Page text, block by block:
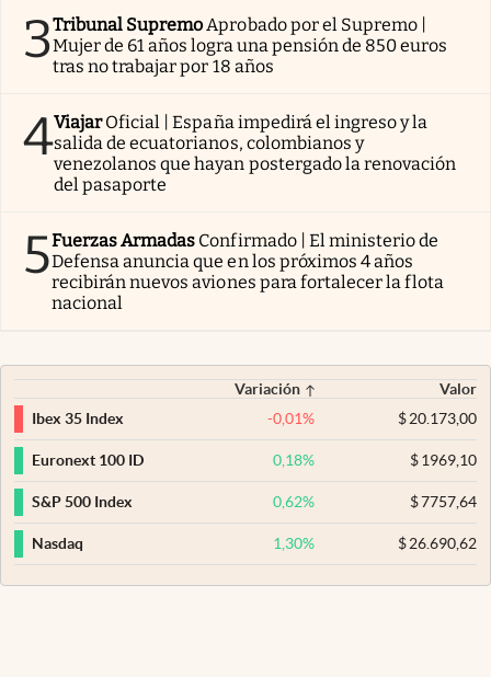
3Tribunal Supremo Aprobado por el Supremo |
Mujer de 61 años logra una pensión de 850 euros
tras no trabajar por 18 años
4Viajar Oficial | España impedirá el ingreso y la
salida de ecuatorianos, colombianos y
venezolanos que hayan postergado la renovación
del pasaporte
5Fuerzas Armadas Confirmado | El ministerio de
Defensa anuncia que en los próximos 4 años
recibirán nuevos aviones para fortalecer la flota
nacional
Variación
Valor
Ibex 35 Index
-0,01% $20.173,00
Euronext 100 ID 0,18% $1969,10
S&P 500 Index 0,62% $7757,64
Nasdaq 1,30% $26.690,62